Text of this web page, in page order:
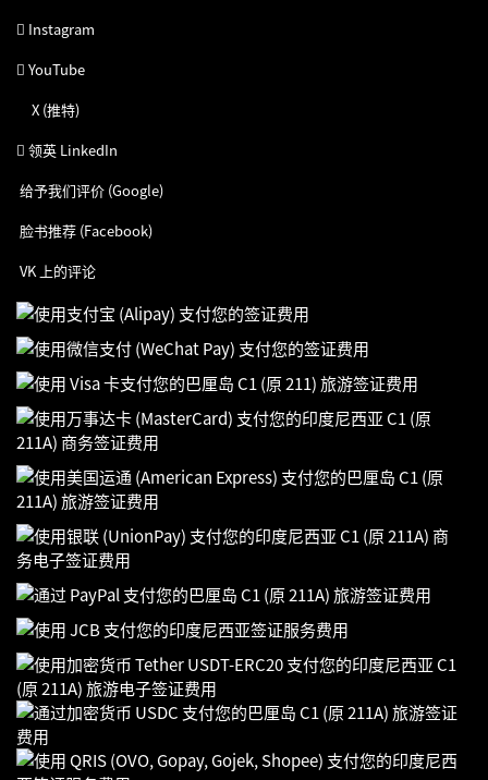
Instagram
YouTube
X (推特)
领英 LinkedIn
给予我们评价 (Google)
脸书推荐 (Facebook)
VK 上的评论